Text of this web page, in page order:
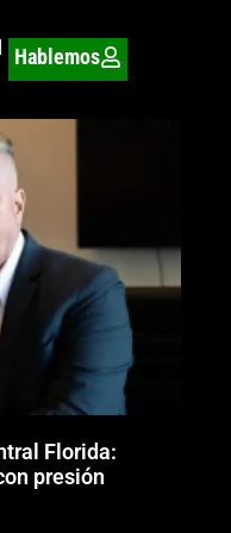
Hablemos
Florida:
presión